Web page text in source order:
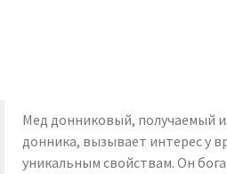
Мед донниковый, получаемый
донника, вызывает интерес у
уникальным свойствам. Он